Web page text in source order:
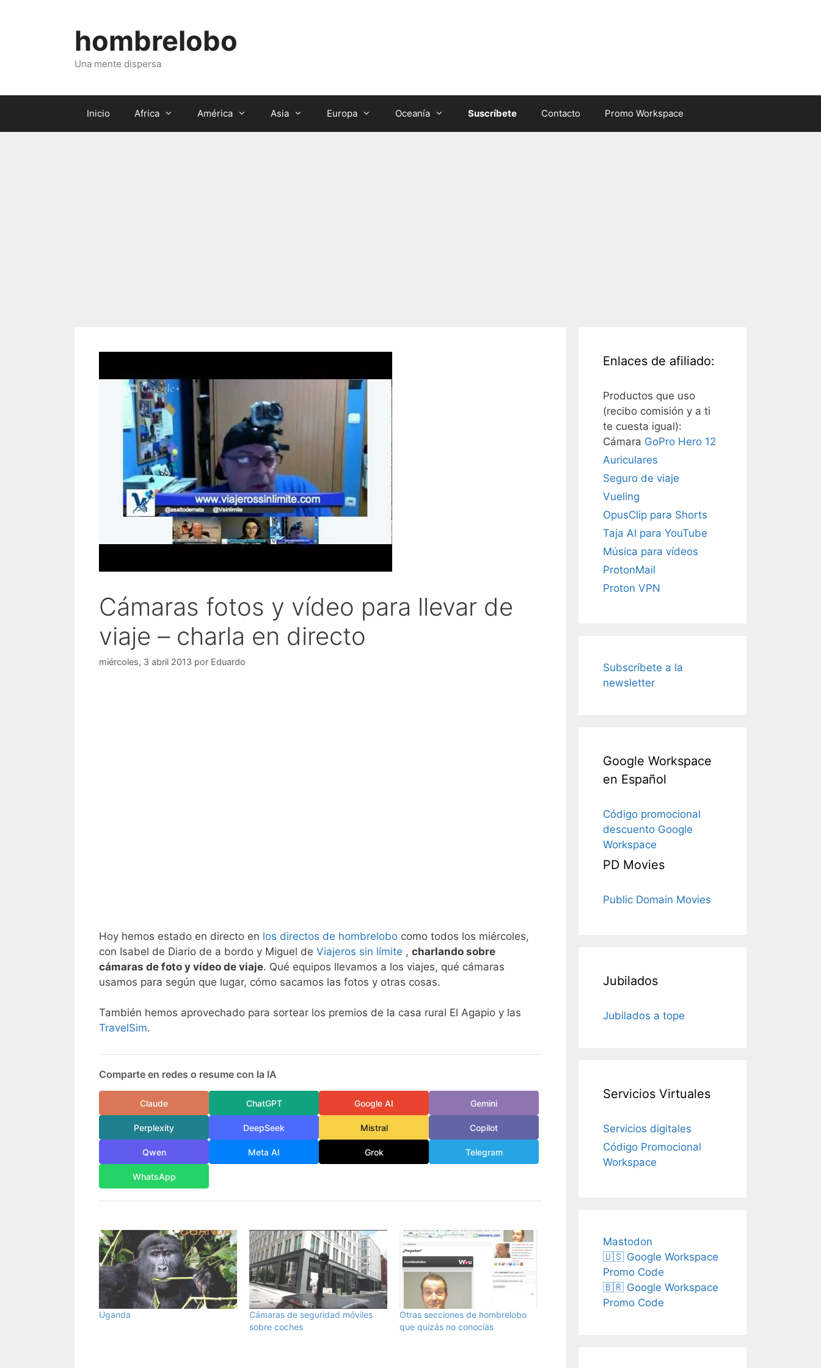
hombrelobo
Una mente dispersa
Inicio Africa América Asia Europa Oceanía Suscríbete Contacto Promo Workspace
Cámaras fotos y vídeo para llevar de
viaje – charla en directo
miércoles, 3 abril 2013 por Eduardo
Hoy hemos estado en directo en los directos de hombrelobo como todos los miércoles,
con Isabel de Diario de a bordo y Miguel de Viajeros sin límite , charlando sobre
cámaras de foto y vídeo de viaje. Qué equipos llevamos a los viajes, qué cámaras
usamos para según que lugar, cómo sacamos las fotos y otras cosas.
También hemos aprovechado para sortear los premios de la casa rural El Agapio y las
TravelSim.
Comparte en redes o resume con la IA
Claude ChatGPT Google AI Gemini
Perplexity DeepSeek Mistral Copilot
Qwen Meta AI Grok Telegram
WhatsApp
Uganda
Cámaras de seguridad móviles
sobre coches
Otras secciones de hombrelobo
que quizás no conocías
Enlaces de afiliado:
Productos que uso
(recibo comisión y a ti
te cuesta igual):
Cámara GoPro Hero 12
Auriculares
Seguro de viaje
Vueling
OpusClip para Shorts
Taja AI para YouTube
Música para vídeos
ProtonMail
Proton VPN
Subscríbete a la
newsletter
Google Workspace
en Español
Código promocional
descuento Google
Workspace
PD Movies
Public Domain Movies
Jubilados
Jubilados a tope
Servicios Virtuales
Servicios digitales
Código Promocional
Workspace
Mastodon
🇺🇸 Google Workspace
Promo Code
🇧🇷 Google Workspace
Promo Code